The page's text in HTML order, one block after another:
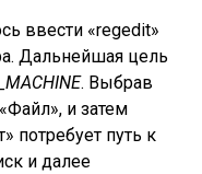
ввести «regedit»
Дальнейшая цель
. Выбрав
и затем
потребует путь к
и далее